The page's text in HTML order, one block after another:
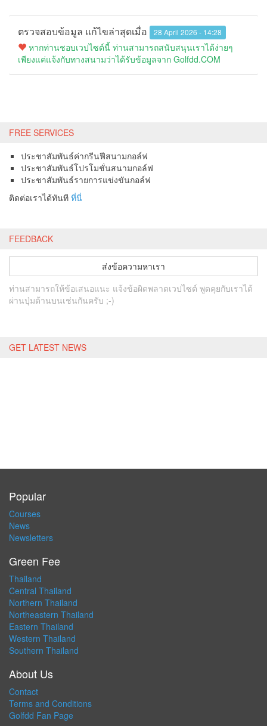
ตรวจสอบข้อมูล แก้ไขล่าสุดเมื่อ 28 April 2026 - 14:28
หากท่านชอบเวปไซต์นี้ ท่านสามารถสนับสนุนเราได้ง่ายๆ
เพียงแค่แจ้งกับทางสนามว่าได้รับข้อมูลจาก Golfdd.COM
FREE SERVICES
ประชาสัมพันธ์ค่ากรีนฟีสนามกอล์ฟ
ประชาสัมพันธ์โปรโมชั่นสนามกอล์ฟ
ประชาสัมพันธ์รายการแข่งขันกอล์ฟ
ติดต่อเราได้ทันที ที่นี่
FEEDBACK
ส่งข้อความหาเรา
ท่านสามารถให้ข้อเสนอแนะ แจ้งข้อผิดพลาดเวปไซต์ พูดคุยกับเราได้
ผ่านปุ่มด้านบนเช่นกันครับ ;-)
GET LATEST NEWS
Popular
Courses
News
Newsletters
Green Fee
Thailand
Central Thailand
Northern Thailand
Northeastern Thailand
Eastern Thailand
Western Thailand
Southern Thailand
About Us
Contact
Terms and Conditions
Golfdd Fan Page